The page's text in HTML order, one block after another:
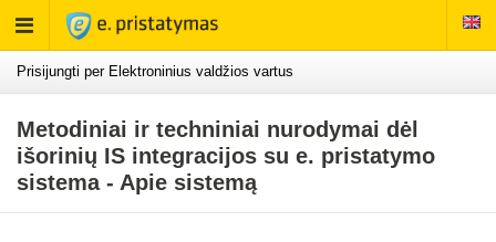
Rodyti
meniu
Prisijungti per Elektroninius valdžios vartus
Metodiniai ir techniniai nurodymai dėl
išorinių IS integracijos su e. pristatymo
sistema - Apie sistemą